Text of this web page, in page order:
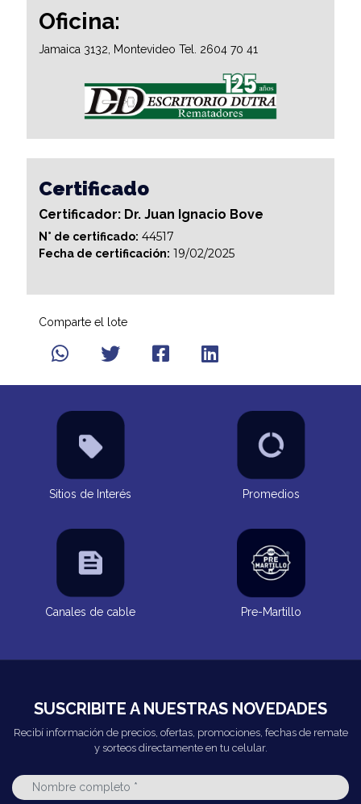
Oficina:
Jamaica 3132, Montevideo Tel. 2604 70 41
Certificado
Certificador: Dr. Juan Ignacio Bove
N° de certificado: 44517
Fecha de certificación: 19/02/2025
Comparte el lote
Sitios de Interés Promedios
Canales de cable Pre-Martillo
SUSCRIBITE A NUESTRAS NOVEDADES
Recibí información de precios, ofertas, promociones, fechas de remate
y sorteos directamente en tu celular.